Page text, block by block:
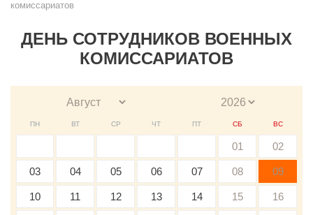
комиссариатов
ДЕНЬ СОТРУДНИКОВ ВОЕННЫХ
КОМИССАРИАТОВ
ПН ВТ СР ЧТ ПТ СБ ВС
01 02
03 04 05 06 07 08 09
10 11 12 13 14 15 16